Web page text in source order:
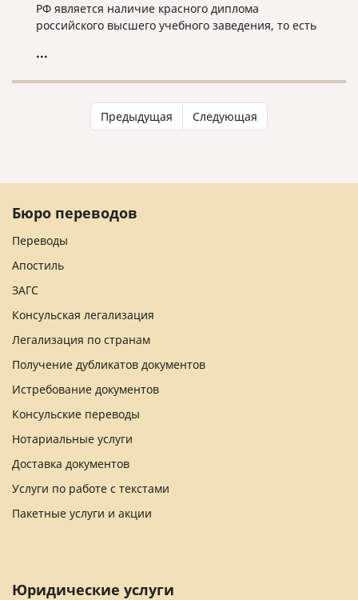
РФ является наличие красного диплома
российского высшего учебного заведения, то есть
отличием.
...
Предыдущая Следующая
Бюро переводов
Переводы
Апостиль
ЗАГС
Консульская легализация
Легализация по странам
Получение дубликатов документов
Истребование документов
Консульские переводы
Нотариальные услуги
Доставка документов
Услуги по работе с текстами
Пакетные услуги и акции
Юридические услуги